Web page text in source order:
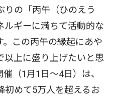
りの「丙午（ひのえう
ルギーに満ちて活動的な
この丙午の縁起にあや
以上に盛り上げたいと思
（1月1日〜4日）は、
初めて5万人を超えるお